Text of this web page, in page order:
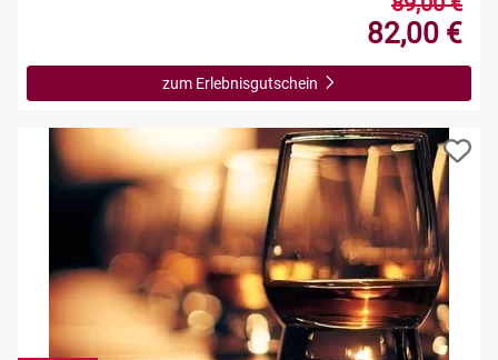
82,00 €
zum Erlebnisgutschein